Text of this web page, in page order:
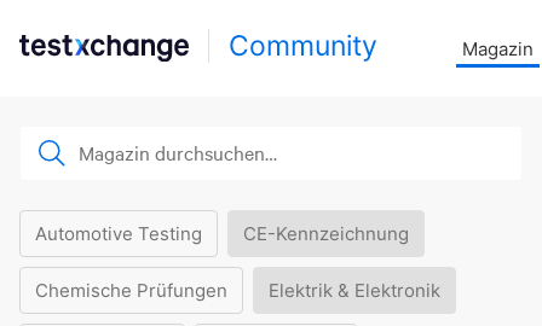
Community Magazin
Automotive Testing CE-Kennzeichnung
Chemische Prüfungen Elektrik & Elektronik